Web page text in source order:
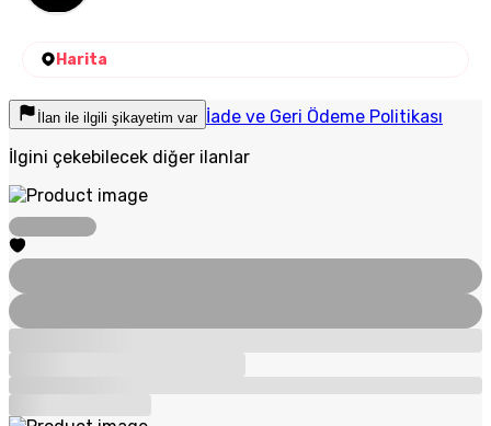
Harita
İlan ile ilgili şikayetim var İade ve Geri Ödeme Politikası
İlgini çekebilecek diğer ilanlar